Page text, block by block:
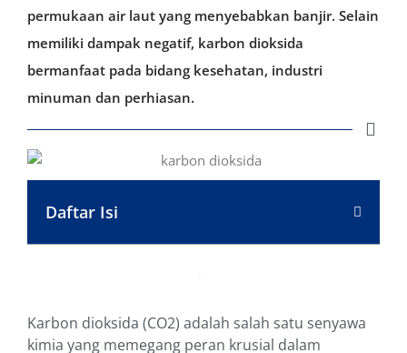
permukaan air laut yang menyebabkan banjir. Selain
memiliki dampak negatif, karbon dioksida
bermanfaat pada bidang kesehatan, industri
minuman dan perhiasan.
Daftar Isi
Karbon dioksida (CO2) adalah salah satu senyawa
kimia yang memegang peran krusial dalam